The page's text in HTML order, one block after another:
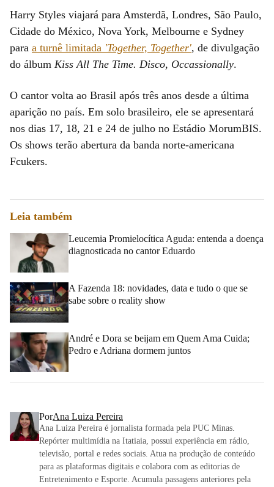
Harry Styles viajará para Amsterdã, Londres, São Paulo,
Cidade do México, Nova York, Melbourne e Sydney
para a turnê limitada 'Together, Together', de divulgação
do álbum Kiss All The Time. Disco, Occassionally.
O cantor volta ao Brasil após três anos desde a última
aparição no país. Em solo brasileiro, ele se apresentará
nos dias 17, 18, 21 e 24 de julho no Estádio MorumBIS.
Os shows terão abertura da banda norte-americana
Fcukers.
Leia também
Leucemia Promielocítica Aguda: entenda a doença
diagnosticada no cantor Eduardo
A Fazenda 18: novidades, data e tudo o que se
sabe sobre o reality show
André e Dora se beijam em Quem Ama Cuida;
Pedro e Adriana dormem juntos
PorAna Luiza Pereira
Ana Luiza Pereira é jornalista formada pela PUC Minas.
Repórter multimídia na Itatiaia, possui experiência em rádio,
televisão, portal e redes sociais. Atua na produção de conteúdo
para as plataformas digitais e colabora com as editorias de
Entretenimento e Esporte. Acumula passagens anteriores pela